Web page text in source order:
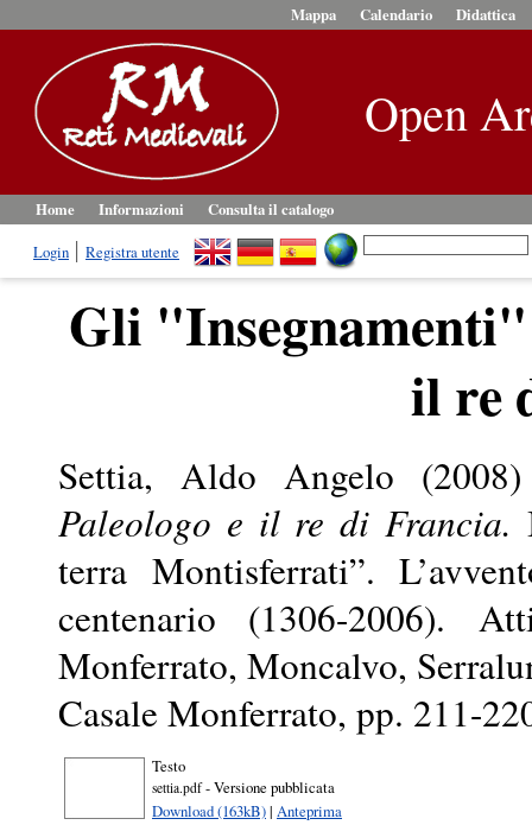
Mappa Calendario Didattica
Open
Home Informazioni
Consulta il catalogo
Login
Registra utente
Gli "Insegnamenti"
il re
Settia, Aldo Angelo
Paleologo e il re di Francia.
terra Montisferrati”.
centenario (1306-2006).
Monferrato, Moncalvo,
Casale Monferrato, pp. 211-
Testo
settia.pdf- Versione pubblicata
Download (163kB)| Anteprima